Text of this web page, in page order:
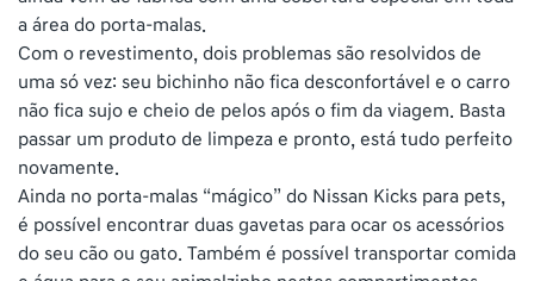
a área do porta-malas.
Com o revestimento, dois problemas são resolvidos de
uma só vez: seu bichinho não fica desconfortável e o carro
não fica sujo e cheio de pelos após o fim da viagem. Basta
passar um produto de limpeza e pronto, está tudo perfeito
novamente.
Ainda no porta-malas “mágico” do Nissan Kicks para pets,
é possível encontrar duas gavetas para ocar os acessórios
do seu cão ou gato. Também é possível transportar comida